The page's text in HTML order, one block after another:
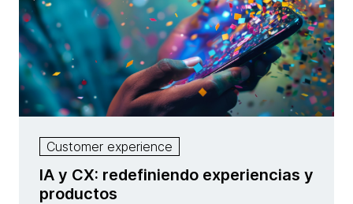
Customer experience
IA y CX: redefiniendo experiencias y
productos